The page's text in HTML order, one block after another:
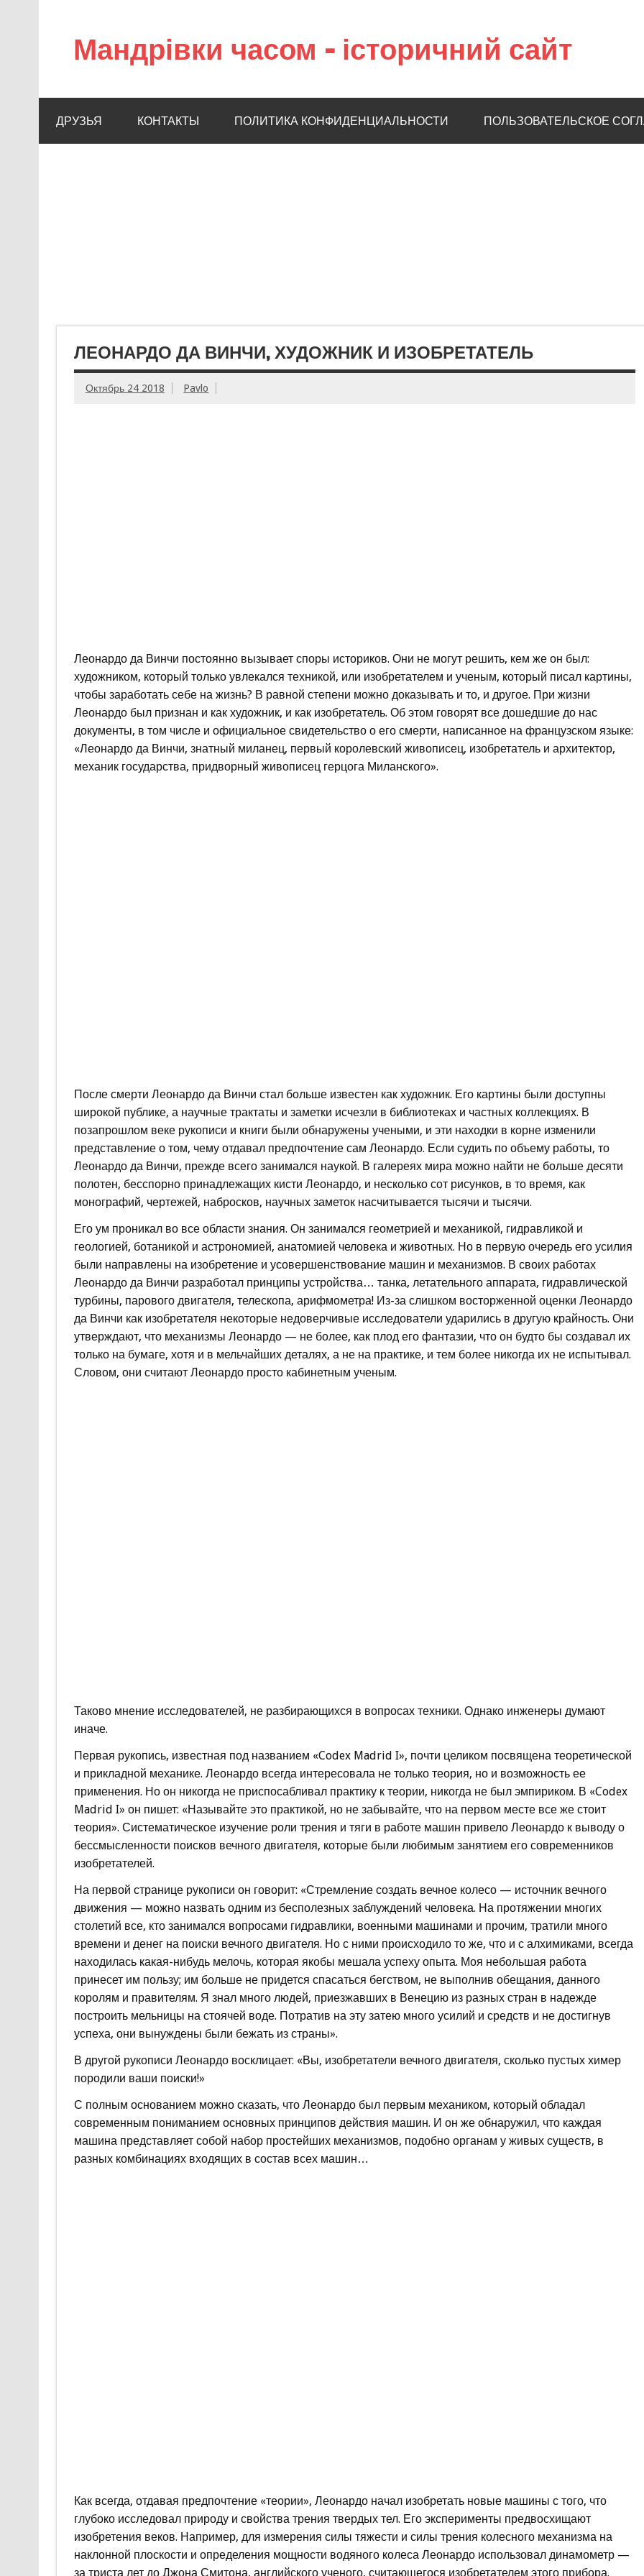
Мандрівки часом – історичний сайт
ДРУЗЬЯ КОНТАКТЫ ПОЛИТИКА КОНФИДЕНЦИАЛЬНОСТИ ПОЛЬЗОВАТЕЛЬСКОЕ
ЛЕОНАРДО ДА ВИНЧИ, ХУДОЖНИК И ИЗОБРЕТАТЕЛЬ
Октябрь 24 2018 Pavlo
Леонардо да Винчи постоянно вызывает споры историков. Они не могут решить, кем же он был:
художником, который только увлекался техникой, или изобретателем и ученым, который писал картины,
чтобы заработать себе на жизнь? В равной степени можно доказывать и то, и другое. При жизни
Леонардо был признан и как художник, и как изобретатель. Об этом говорят все дошедшие до нас
документы, в том числе и официальное свидетельство о его смерти, написанное на французском языке:
«Леонардо да Винчи, знатный миланец, первый королевский живописец, изобретатель и архитектор,
механик государства, придворный живописец герцога Миланского».
После смерти Леонардо да Винчи стал больше известен как художник. Его картины были доступны
широкой публике, а научные трактаты и заметки исчезли в библиотеках и частных коллекциях. В
позапрошлом веке рукописи и книги были обнаружены учеными, и эти находки в корне изменили
представление о том, чему отдавал предпочтение сам Леонардо. Если судить по объему работы, то
Леонардо да Винчи, прежде всего занимался наукой. В галереях мира можно найти не больше десяти
полотен, бесспорно принадлежащих кисти Леонардо, и несколько сот рисунков, в то время, как
монографий, чертежей, набросков, научных заметок насчитывается тысячи и тысячи.
Его ум проникал во все области знания. Он занимался геометрией и механикой, гидравликой и
геологией, ботаникой и астрономией, анатомией человека и животных. Но в первую очередь его усилия
были направлены на изобретение и усовершенствование машин и механизмов. В своих работах
Леонардо да Винчи разработал принципы устройства… танка, летательного аппарата, гидравлической
турбины, парового двигателя, телескопа, арифмометра! Из-за слишком восторженной оценки Леонардо
да Винчи как изобретателя некоторые недоверчивые исследователи ударились в другую крайность. Они
утверждают, что механизмы Леонардо — не более, как плод его фантазии, что он будто бы создавал их
только на бумаге, хотя и в мельчайших деталях, а не на практике, и тем более никогда их не испытывал.
Словом, они считают Леонардо просто кабинетным ученым.
Таково мнение исследователей, не разбирающихся в вопросах техники. Однако инженеры думают
иначе.
Первая рукопись, известная под названием «Codex Madrid I», почти целиком посвящена теоретической
и прикладной механике. Леонардо всегда интересовала не только теория, но и возможность ее
применения. Но он никогда не приспосабливал практику к теории, никогда не был эмпириком. В «Codex
Madrid I» он пишет: «Называйте это практикой, но не забывайте, что на первом месте все же стоит
теория». Систематическое изучение роли трения и тяги в работе машин привело Леонардо к выводу о
бессмысленности поисков вечного двигателя, которые были любимым занятием его современников
изобретателей.
На первой странице рукописи он говорит: «Стремление создать вечное колесо — источник вечного
движения — можно назвать одним из бесполезных заблуждений человека. На протяжении многих
столетий все, кто занимался вопросами гидравлики, военными машинами и прочим, тратили много
времени и денег на поиски вечного двигателя. Но с ними происходило то же, что и с алхимиками, всегда
находилась какая-нибудь мелочь, которая якобы мешала успеху опыта. Моя небольшая работа
принесет им пользу; им больше не придется спасаться бегством, не выполнив обещания, данного
королям и правителям. Я знал много людей, приезжавших в Венецию из разных стран в надежде
построить мельницы на стоячей воде. Потратив на эту затею много усилий и средств и не достигнув
успеха, они вынуждены были бежать из страны».
В другой рукописи Леонардо восклицает: «Вы, изобретатели вечного двигателя, сколько пустых химер
породили ваши поиски!»
С полным основанием можно сказать, что Леонардо был первым механиком, который обладал
современным пониманием основных принципов действия машин. И он же обнаружил, что каждая
машина представляет собой набор простейших механизмов, подобно органам у живых существ, в
разных комбинациях входящих в состав всех машин…
Как всегда, отдавая предпочтение «теории», Леонардо начал изобретать новые машины с того, что
глубоко исследовал природу и свойства трения твердых тел. Его эксперименты предвосхищают
изобретения веков. Например, для измерения силы тяжести и силы трения колесного механизма на
наклонной плоскости и определения мощности водяного колеса Леонардо использовал динамометр —
за триста лет до Джона Смитона, английского ученого, считающегося изобретателем этого прибора.